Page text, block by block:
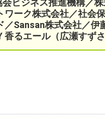
ビジネス推進機構／株
ワーク株式会社／社会
Sansan株式会社／伊
るエール（広瀬すず